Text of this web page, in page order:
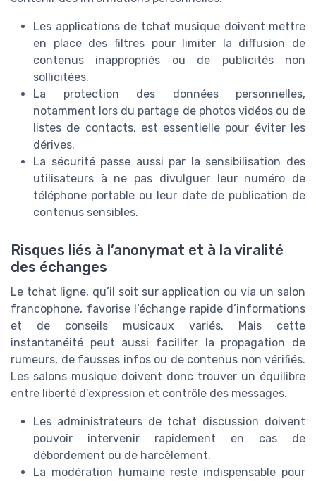
Les applications de tchat musique doivent mettre
en place des filtres pour limiter la diffusion de
contenus inappropriés ou de publicités non
sollicitées.
La protection des données personnelles,
notamment lors du partage de photos vidéos ou de
listes de contacts, est essentielle pour éviter les
dérives.
La sécurité passe aussi par la sensibilisation des
utilisateurs à ne pas divulguer leur numéro de
téléphone portable ou leur date de publication de
contenus sensibles.
Risques liés à l’anonymat et à la viralité
des échanges
Le tchat ligne, qu’il soit sur application ou via un salon
francophone, favorise l’échange rapide d’informations
et de conseils musicaux variés. Mais cette
instantanéité peut aussi faciliter la propagation de
rumeurs, de fausses infos ou de contenus non vérifiés.
Les salons musique doivent donc trouver un équilibre
entre liberté d’expression et contrôle des messages.
Les administrateurs de tchat discussion doivent
pouvoir intervenir rapidement en cas de
débordement ou de harcèlement.
La modération humaine reste indispensable pour